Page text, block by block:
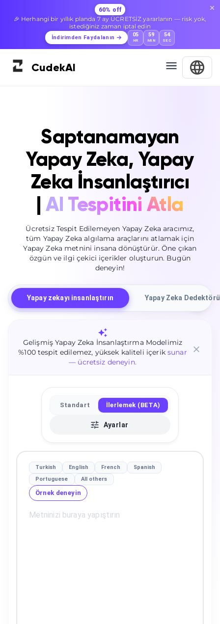
60% off
🎉 Herhangi bir yıllık planda 7 ay ÜCRETSİZ yararlanın — risk yok,
istediğiniz zaman iptal edin
İndirimden Faydalanın 05
HR
59
MIN
53
SEC
CudekAI
Saptanamayan
Yapay Zeka, Yapay
Zeka İnsanlaştırıcı
| AI Tespitini Atla
Ücretsiz Tespit Edilemeyen Yapay Zeka aracımız,
tüm Yapay Zeka algılama araçlarını atlamak için
Yapay Zeka metnini insana dönüştürür. Öne çıkan
özgün ve ilgi çekici içerikler oluşturun. Bugün
deneyin!
Yapay zekayı insanlaştırın Yapay Zeka Dedektörü
Gelişmiş Yapay Zeka İnsanlaştırma Modelimiz
%100 tespit edilemez, yüksek kaliteli içerik sunar
— ücretsiz deneyin.
Standart İlerlemek (BETA)
Ayarlar
Turkish English French
Spanish
Portuguese
All others
Örnek deneyin